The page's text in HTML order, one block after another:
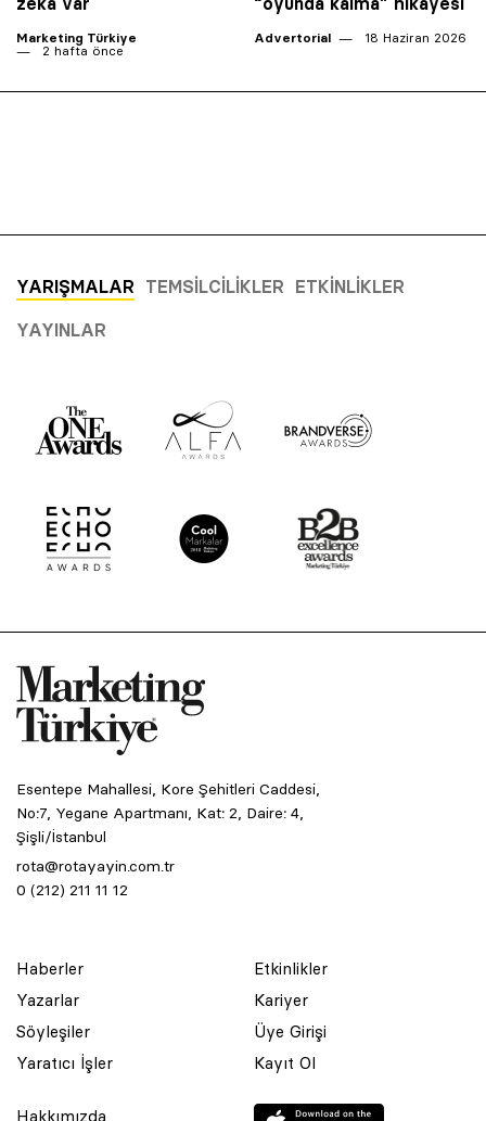
Marketing Türkiye
2 hafta önce
Advertorial 18 Haziran 2026
YARIŞMALAR TEMSILCILIKLER ETKINLIKLER
YAYINLAR
Esentepe Mahallesi, Kore Şehitleri Caddesi,
No:7, Yegane Apartmanı, Kat: 2, Daire: 4,
Şişli/İstanbul
rota@rotayayin.com.tr
0 (212) 211 11 12
Haberler
Yazarlar
Söyleşiler
Yaratıcı İşler
Etkinlikler
Kariyer
Üye Girişi
Kayıt Ol
Hakkımızda